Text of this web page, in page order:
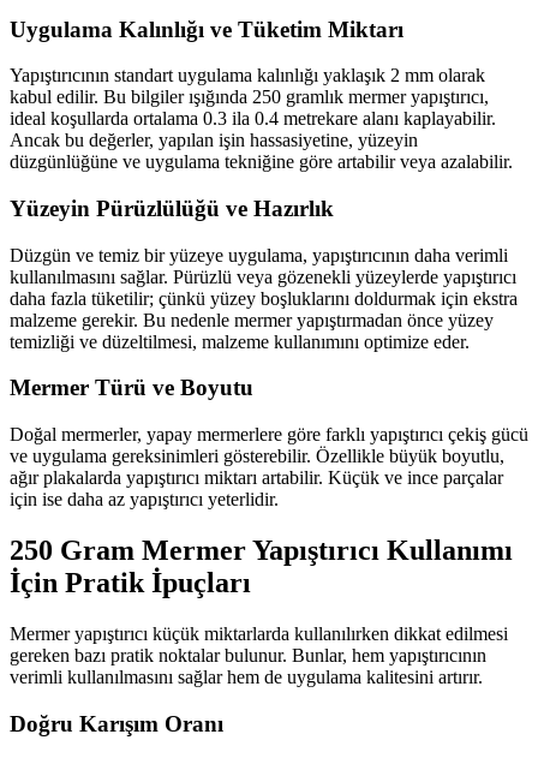
Uygulama Kalınlığı ve Tüketim Miktarı
Yapıştırıcının standart uygulama kalınlığı yaklaşık 2 mm olarak
kabul edilir. Bu bilgiler ışığında 250 gramlık mermer yapıştırıcı,
ideal koşullarda ortalama 0.3 ila 0.4 metrekare alanı kaplayabilir.
Ancak bu değerler, yapılan işin hassasiyetine, yüzeyin
düzgünlüğüne ve uygulama tekniğine göre artabilir veya azalabilir.
Yüzeyin Pürüzlülüğü ve Hazırlık
Düzgün ve temiz bir yüzeye uygulama, yapıştırıcının daha verimli
kullanılmasını sağlar. Pürüzlü veya gözenekli yüzeylerde yapıştırıcı
daha fazla tüketilir; çünkü yüzey boşluklarını doldurmak için ekstra
malzeme gerekir. Bu nedenle mermer yapıştırmadan önce yüzey
temizliği ve düzeltilmesi, malzeme kullanımını optimize eder.
Mermer Türü ve Boyutu
Doğal mermerler, yapay mermerlere göre farklı yapıştırıcı çekiş gücü
ve uygulama gereksinimleri gösterebilir. Özellikle büyük boyutlu,
ağır plakalarda yapıştırıcı miktarı artabilir. Küçük ve ince parçalar
için ise daha az yapıştırıcı yeterlidir.
250 Gram Mermer Yapıştırıcı Kullanımı
İçin Pratik İpuçları
Mermer yapıştırıcı küçük miktarlarda kullanılırken dikkat edilmesi
gereken bazı pratik noktalar bulunur. Bunlar, hem yapıştırıcının
verimli kullanılmasını sağlar hem de uygulama kalitesini artırır.
Doğru Karışım Oranı